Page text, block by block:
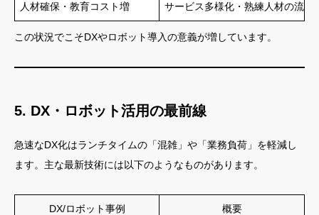
人材確保・教育コスト増 サービス多様化・熟練人材の流出
この状況でこそDXやロボット導入の意義が増しています。
5. DX・ロボット活用の最前線
急速なDX化はランチタイムの「混雑」や「業務負荷」を軽減し
ます。主な最新技術には以下のようなものがあります。
DX/ロボット事例 概要